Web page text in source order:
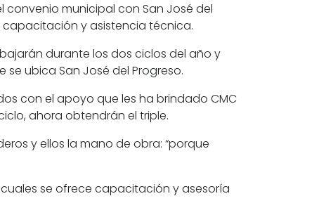
convenio municipal con San José del
capacitación y asistencia técnica.
durante los dos ciclos del año y
ubica San José del Progreso.
con el apoyo que les ha brindado CMC
ahora obtendrán el triple.
y ellos la mano de obra: “porque
se ofrece capacitación y asesoría